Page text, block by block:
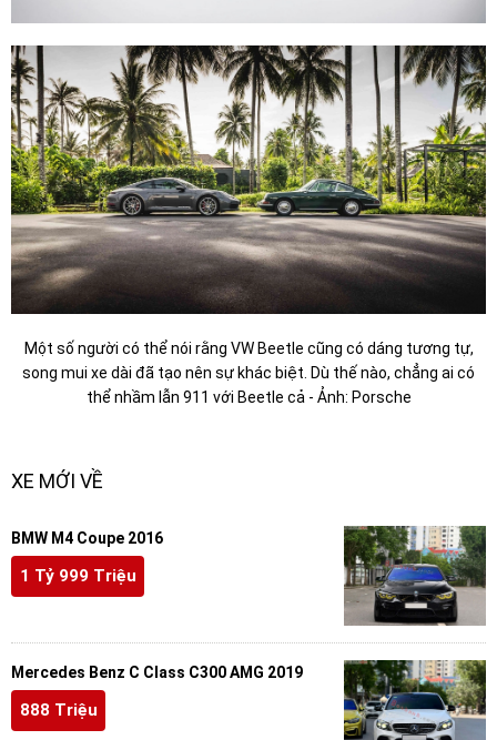
Một số người có thể nói rằng VW Beetle cũng có dáng tương tự,
song mui xe dài đã tạo nên sự khác biệt. Dù thế nào, chẳng ai có
thể nhầm lẫn 911 với Beetle cả - Ảnh: Porsche
XE MỚI VỀ
BMW M4 Coupe 2016
1 Tỷ 999 Triệu
Mercedes Benz C Class C300 AMG 2019
888 Triệu